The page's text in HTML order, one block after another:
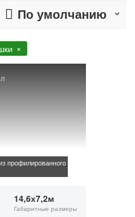
По умолчанию
профилированного
14,6х7,2м
Габаритные размеры